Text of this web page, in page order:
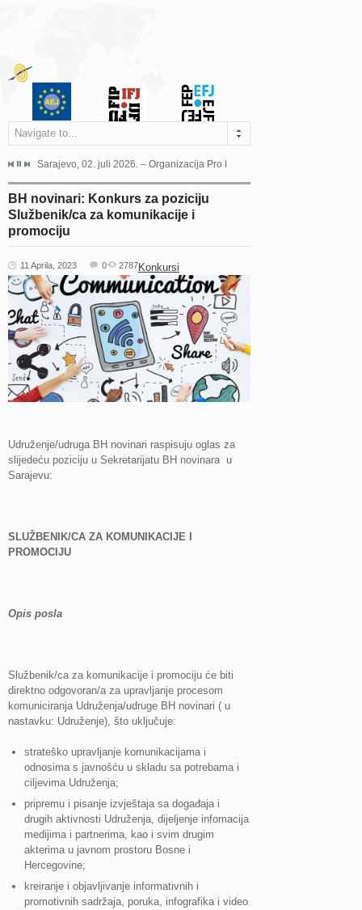
Navigate to...
Grada Sarajeva povodom Dana Sarajeva dugogodišnjoj...
Sarajevo, 02. juli 2026. – Organizacija Pro Educa juče je uspješno
BH novinari: Konkurs za poziciju
Službenik/ca za komunikacije i
promociju
11 Aprila, 2023 Konkursi
0 2787
Udruženje/udruga BH novinari raspisuju oglas za
slijedeću poziciju u Sekretarijatu BH novinara u
Sarajevu:
SLUŽBENIK/CA ZA KOMUNIKACIJE I
PROMOCIJU
Opis posla
Službenik/ca za komunikacije i promociju će biti
direktno odgovoran/a za upravljanje procesom
komuniciranja Udruženja/udruge BH novinari ( u
nastavku: Udruženje), što uključuje:
strateško upravljanje komunikacijama i
odnosima s javnošću u skladu sa potrebama i
ciljevima Udruženja;
pripremu i pisanje izvještaja sa događaja i
drugih aktivnosti Udruženja, dijeljenje infomacija
medijima i partnerima, kao i svim drugim
akterima u javnom prostoru Bosne i
Hercegovine;
kreiranje i objavljivanje informativnih i
promotivnih sadržaja, poruka, infografika i video